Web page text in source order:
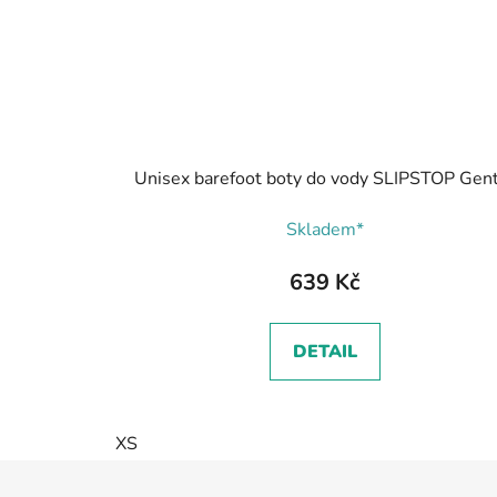
Unisex barefoot boty do vody SLIPSTOP
Skladem*
639 Kč
DETAIL
XS